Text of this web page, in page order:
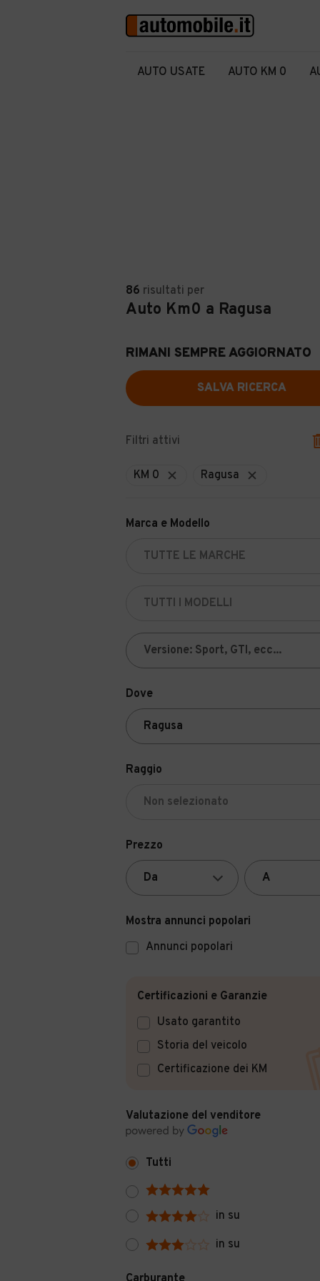
AUTO USATE AUTO KM 0
86 risultati per
Auto Km0 a Ragusa
RIMANI SEMPRE AGGIORNATO
SALVA RICERCA
Filtri attivi
KM 0 Ragusa
Marca e Modello
Dove
Raggio
Prezzo
Mostra annunci popolari
Annunci popolari
Certificazioni e Garanzie
Usato garantito
Storia del veicolo
Certificazione dei KM
Valutazione del venditore
Tutti
in su
in su